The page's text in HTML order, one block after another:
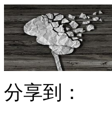
分享到：